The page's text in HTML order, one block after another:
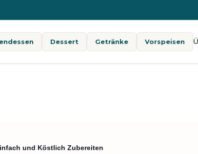
Dessert Getränke Vorspeisen
und Köstlich Zubereiten